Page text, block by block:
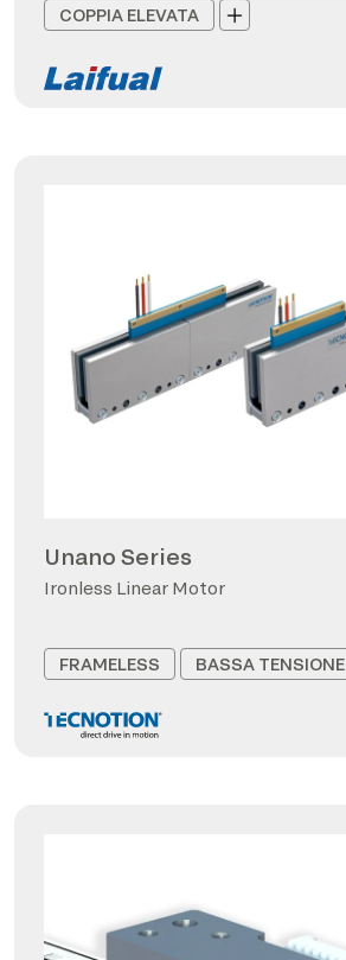
COPPIA ELEVATA
Unano Series
Ironless Linear Motor
FRAMELESS BASSA TENSIONE